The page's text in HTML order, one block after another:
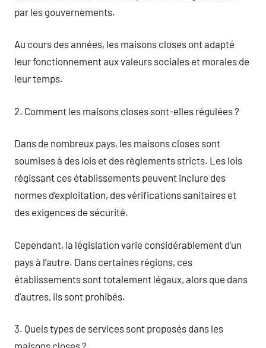
par les gouvernements.
Au cours des années, les maisons closes ont adapté
leur fonctionnement aux valeurs sociales et morales de
leur temps.
2. Comment les maisons closes sont-elles régulées ?
Dans de nombreux pays, les maisons closes sont
soumises à des lois et des règlements stricts. Les lois
régissant ces établissements peuvent inclure des
normes d’exploitation, des vérifications sanitaires et
des exigences de sécurité.
Cependant, la législation varie considérablement d’un
pays à l’autre. Dans certaines régions, ces
établissements sont totalement légaux, alors que dans
d’autres, ils sont prohibés.
3. Quels types de services sont proposés dans les
maisons closes ?